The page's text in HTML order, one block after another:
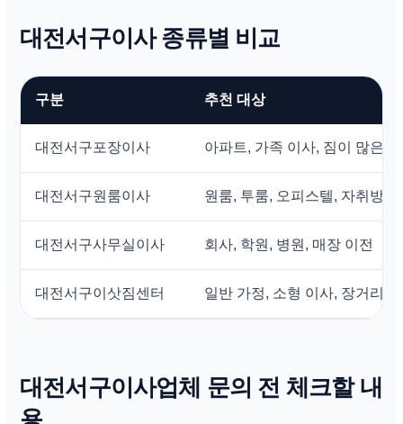
대전서구이사 종류별 비교
구분 추천 대상
대전서구포장이사 아파트, 가족 이사, 짐이 많은
대전서구원룸이사 원룸, 투룸, 오피스텔, 자취방
대전서구사무실이사 회사, 학원, 병원, 매장 이전
대전서구이삿짐센터 일반 가정, 소형 이사, 장거리
대전서구이사업체 문의 전 체크할 내
용